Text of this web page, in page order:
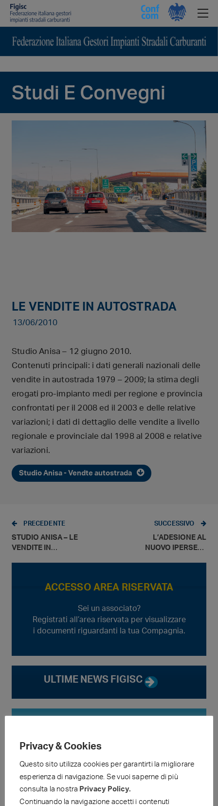
LE VENDITE IN AUTOSTRADA
Studi E Convegni
13/06/2010
Studio Anisa – 12 giugno 2010.
Contenuti principali: i dati generali nazionali delle
vendite in autostrada 1979 – 2009; la stima degli
erogati pro-impianto medi per regione e provincia
confrontati per il 2008 ed il 2003 e delle relative
variazioni; i dati di dettaglio delle vendite a livello
regionale e provinciale dal 1998 al 2008 e relative
variazioni.
Studio Anisa - Vendte autostrada
PRECEDENTE
STUDIO ANISA – LE
VENDITE IN
SUCCESSIVO
L’ADESIONE AL
NUOVO IPERSELF
STAMPA 11.6.2010
ACCESSO AREA RISERVATA
Sei un associato?
Registrati all’area riservata per visualizzare
i documenti riguardanti la tua Compagnia.
ULTIME NEWS FIGISC
PREZZI E CONSUMI
Privacy & Cookies
Questo sito utilizza cookies per garantirti la migliorare
esperienza di navigazione. Se vuoi saperne di più
consulta la nostra Privacy Policy.
Continuando la navigazione accetti i contenuti